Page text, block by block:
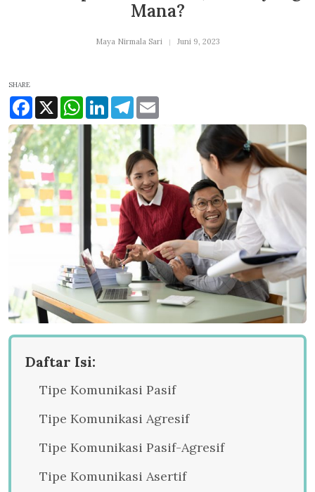
Mana?
Maya Nirmala Sari Juni 9, 2023
SHARE
Facebook
X WhatsApp
LinkedInTelegram
Daftar Isi:
Tipe Komunikasi Pasif
Tipe Komunikasi Agresif
Tipe Komunikasi Pasif-Agresif
Tipe Komunikasi Asertif